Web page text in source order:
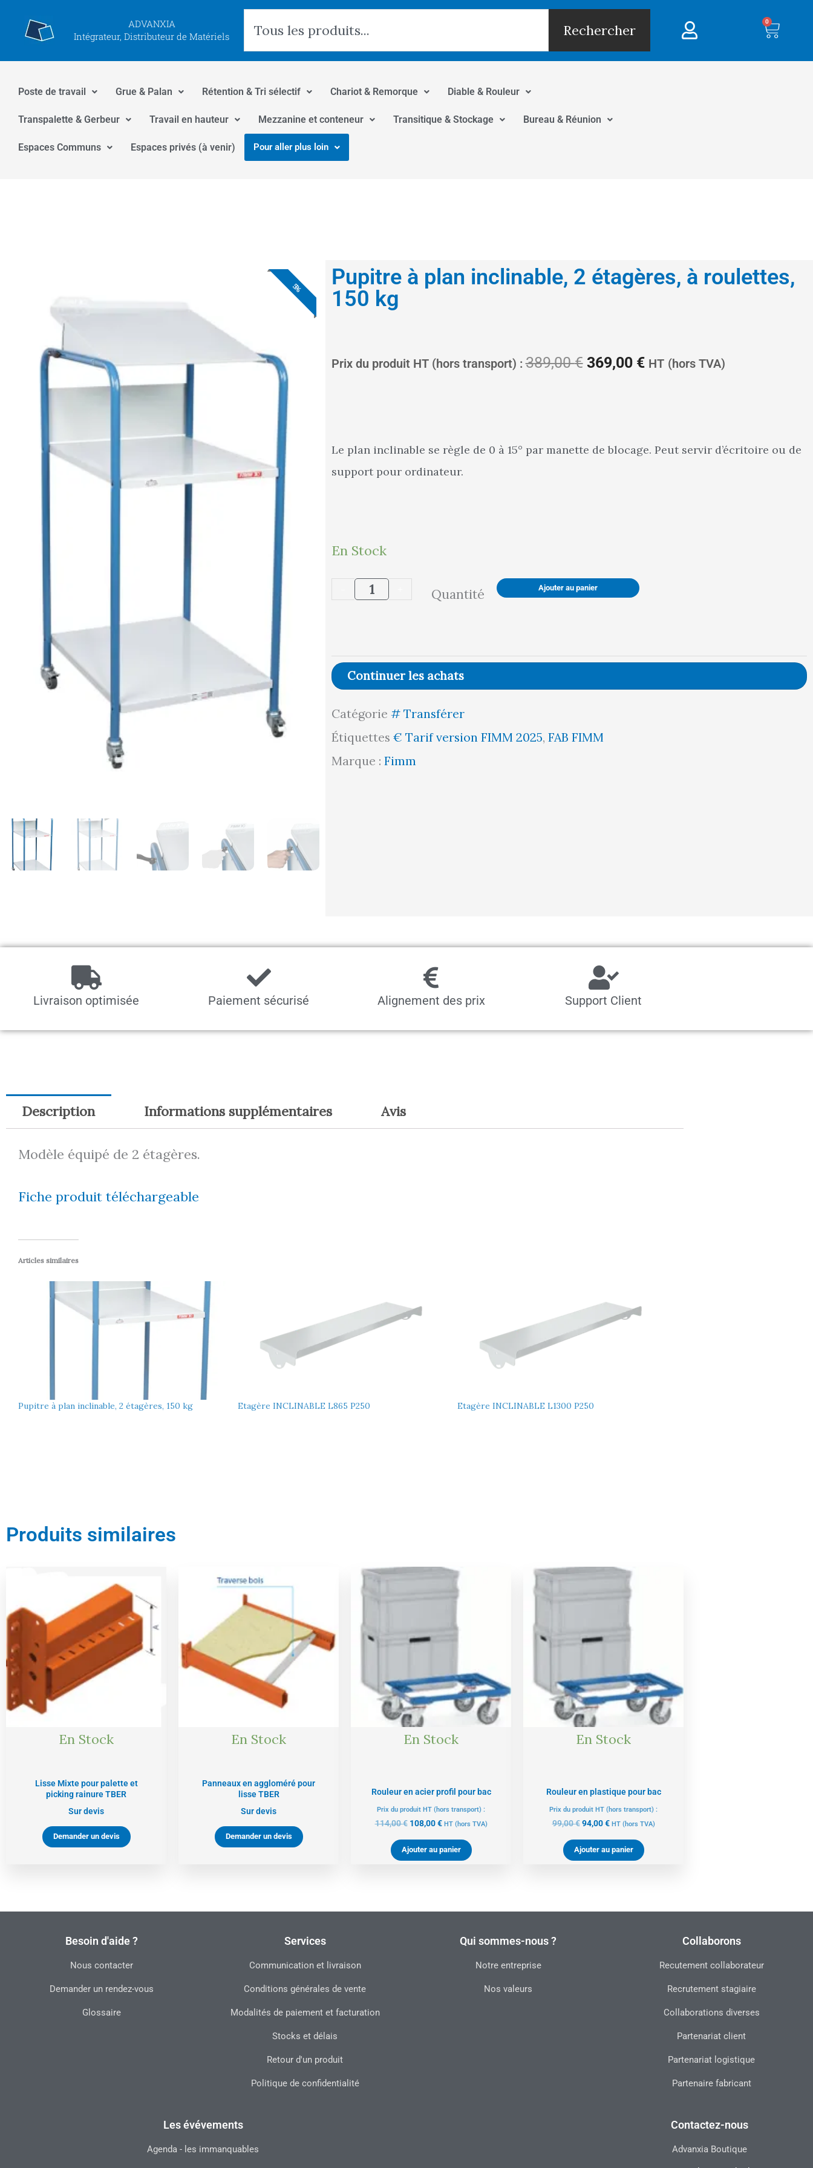
contenu
ADVANXIA
Intégrateur, Distributeur de Matériels
Rechercher
0
Poste de travail Grue & Palan Rétention & Tri sélectif Chariot & Remorque Diable & Rouleur
Transpalette & Gerbeur Travail en hauteur Mezzanine et conteneur Transitique & Stockage Bureau & Réunion
Espaces Communs Espaces privés (à venir) Pour aller plus loin
5%
5%
5%
5%
5%
Pupitre à plan inclinable, 2 étagères, à roulettes,
150 kg
Prix du produit HT (hors transport) :389,00€ Le
369,00 €Le
HT (hors TVA)
Le plan inclinable se règle de 0 à 15° par manette de blocage. Peut servir d’écritoire ou de
support pour ordinateur.
En Stock
quantité
de
Pupitre
inclinable,
étagères,
à
roulettes,
Quantité Ajouter au panier
Continuer les achats
Catégorie # Transférer
Étiquettes € Tarif version FIMM 2025, FAB FIMM
Marque : Fimm
Livraison optimisée Paiement sécurisé Alignement des prix Support Client
Description Informations supplémentaires Avis
Modèle équipé de 2 étagères.
Fiche produit téléchargeable
Articles similaires
Pupitre à plan inclinable, 2 étagères, 150 kg Etagère INCLINABLE L865 P250 Etagère INCLINABLE L1300 P250
Produits similaires
En Stock
Lisse Mixte pour palette et
picking rainure TBER
Sur devis
Demander un devis
En Stock
Panneaux en aggloméré pour
lisse TBER
Sur devis
Demander un devis
En Stock
Rouleur en acier profil pour bac
Prix du produit HT (hors transport) :
114,00€ 108,00€
Le
actuel
108,00 €.
HT (hors TVA)
Ajouter au panier
En Stock
Rouleur en plastique pour bac
Prix du produit HT (hors transport) :
99,00€ 94,00€
actuel
94,00 €.
HT (hors TVA)
Ajouter au panier
Besoin d'aide ?
Nous contacter
Demander un rendez-vous
Glossaire
Services
Communication et livraison
Conditions générales de vente
Modalités de paiement et facturation
Stocks et délais
Retour d'un produit
Politique de confidentialité
Qui sommes-nous ?
Notre entreprise
Nos valeurs
Collaborons
Recutement collaborateur
Recrutement stagiaire
Collaborations diverses
Partenariat client
Partenariat logistique
Partenaire fabricant
Les évévements
Agenda - les immanquables
Contactez-nous
Advanxia Boutique